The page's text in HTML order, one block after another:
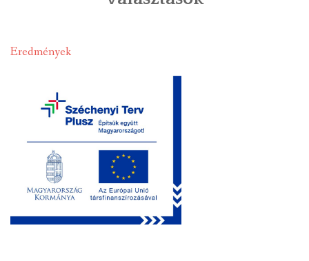
INFORMÁCIÓK
GALÉRIA
KAPCSOLAT
LETÖLTHETŐ NYOMTATVÁNYOK
VÁLASZTÁS 2026
TELEPÜLÉSIKÉPVISELŐI VAGYONNYILATKOZATOK – 2026.
Eredmények